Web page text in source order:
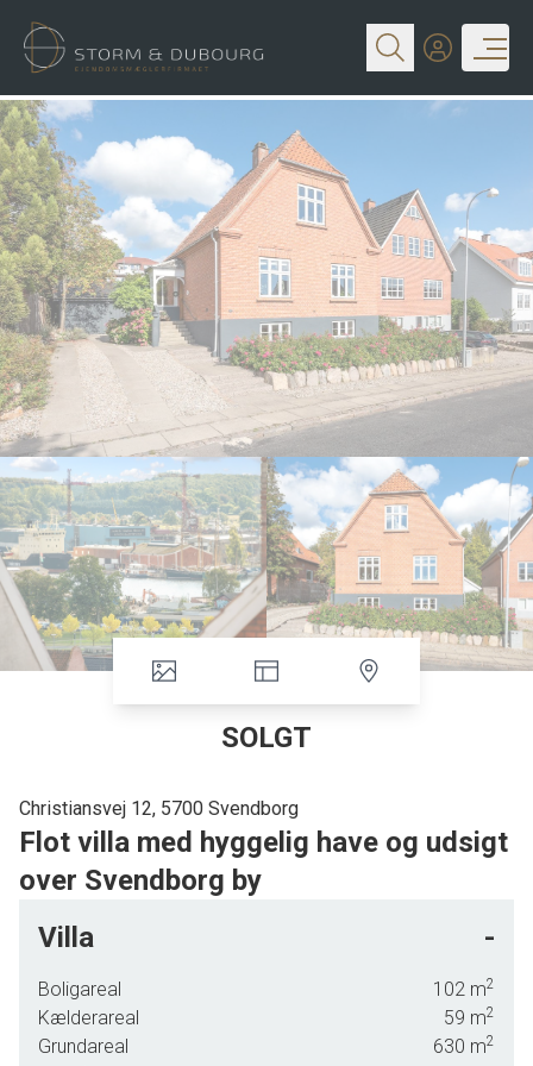
SOLGT
Christiansvej 12, 5700 Svendborg
Flot villa med hyggelig have og udsigt
over Svendborg by
omkring sig – samt med en flot udsigt over Svendborg by, havnen og
Tåsinge. Den solide rødstensvilla fremstår velholdt med en flot renoveret og
anvendelig kælder, der ovenikøbet har eget badeværelse.
I får desuden en lukket baghave med mange hyggekroge, et bålsted samt et
Villa -
Boligareal 102 m2
Kælderareal 59 m2
Grundareal 630 m2